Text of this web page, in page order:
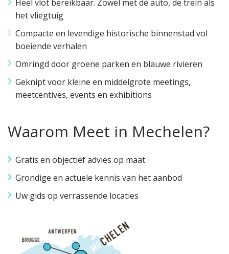
Heel vlot bereikbaar. Zowel met de auto, de trein als
het vliegtuig
Compacte en levendige historische binnenstad vol
boeiende verhalen
Omringd door groene parken en blauwe rivieren
Geknipt voor kleine en middelgrote meetings,
meetcentives, events en exhibitions
Waarom Meet in Mechelen?
Gratis en objectief advies op maat
Grondige en actuele kennis van het aanbod
Uw gids op verrassende locaties